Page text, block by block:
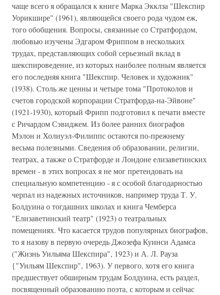
чаще всего я обращался к книге Марка Экклза "Шекспир
Уорикшире" (1961), являющейся своего рода чудом еж,
того обобщения. Вопросы, связанные со Стратфордом,
любовью изучены Эдгаром Фриппом в нескольких
трудах, представляющих собой серьезный вклад в
шекспироведение, из которых наиболее полным является
его последняя книга "Шекспир. Человек и художник"
(1938). Столь же ценны и четыре тома "Протоколов и
счетов городской корпорации Стратфорда-на-Эйвоне"
(1921-1930), который Фрипп подготовил к печати вместе
с Ричардом Сэвиджем. Из более ранних биографов
Мэлон и Холиуэл-Филиппс остаются по-прежнему
весьма полезными. Сведения об образовании, религии,
театрах, а также о Стратфорде и Лондоне елизаветинских
времен - в этих вопросах я не мог претендовать на
специальную компетенцию - я с особой благодарностью
черпал из надежных источников, например труда Т. У.
Болдуина о тогдашних школах и книга Чемберса
"Елизаветинский театр" (1923) о театральных
помещениях. Что касается трудов популярных биографов,
то я назову в первую очередь Джозефа Куинси Адамса
("Жизнь Уильяма Шекспира", 1923) и А. Л. Рауза
{"Уильям Шекспир", 1963). У первого, хотя его книга
предшествует обширным трудам Болдуина, есть раздел,
посвященный образованию поэта, с которым и сейчас